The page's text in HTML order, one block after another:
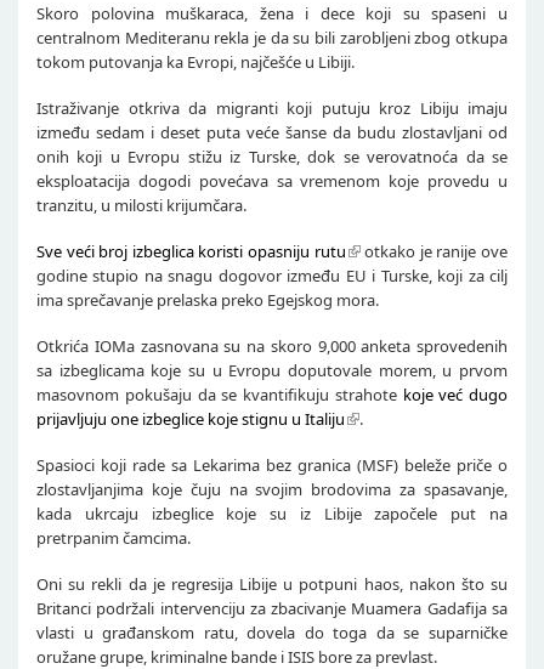
Skoro polovina muškaraca, žena i dece koji su spaseni u
centralnom Mediteranu rekla je da su bili zarobljeni zbog otkupa
tokom putovanja ka Evropi, najčešće u Libiji.
Istraživanje otkriva da migranti koji putuju kroz Libiju imaju
između sedam i deset puta veće šanse da budu zlostavljani od
onih koji u Evropu stižu iz Turske, dok se verovatnoća da se
eksploatacija dogodi povećava sa vremenom koje provedu u
tranzitu, u milosti krijumčara.
Sve veći broj izbeglica koristi opasniju rutu
otkako je ranije ove
godine stupio na snagu dogovor između EU i Turske, koji za cilj
ima sprečavanje prelaska preko Egejskog mora.
Otkrića IOMa zasnovana su na skoro 9,000 anketa sprovedenih
sa izbeglicama koje su u Evropu doputovale morem, u prvom
masovnom pokušaju da se kvantifikuju strahote koje već dugo
prijavljuju one izbeglice koje stignu u Italiju
.
Spasioci koji rade sa Lekarima bez granica (MSF) beleže priče o
zlostavljanjima koje čuju na svojim brodovima za spasavanje,
kada ukrcaju izbeglice koje su iz Libije započele put na
pretrpanim čamcima.
Oni su rekli da je regresija Libije u potpuni haos, nakon što su
Britanci podržali intervenciju za zbacivanje Muamera Gadafija sa
vlasti u građanskom ratu, dovela do toga da se suparničke
oružane grupe, kriminalne bande i ISIS bore za prevlast.